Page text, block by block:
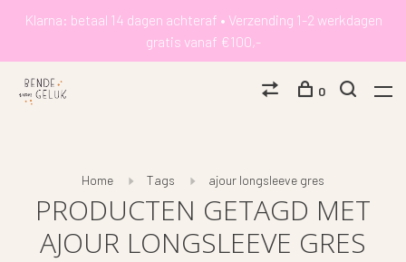
Klarna: betaal 14 dagen achteraf • Verzending 1-2 werkdagen
gratis vanaf €100,-
0
Home Tags ajour longsleeve gres
PRODUCTEN GETAGD MET
AJOUR LONGSLEEVE GRES